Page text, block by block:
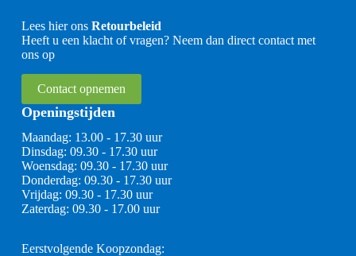
Lees hier ons Retourbeleid
Heeft u een klacht of vragen? Neem dan direct contact met
ons op
Contact opnemen
Openingstijden
Maandag: 13.00 - 17.30 uur
Dinsdag: 09.30 - 17.30 uur
Woensdag: 09.30 - 17.30 uur
Donderdag: 09.30 - 17.30 uur
Vrijdag: 09.30 - 17.30 uur
Zaterdag: 09.30 - 17.00 uur
Eerstvolgende Koopzondag: